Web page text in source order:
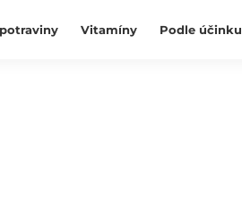
Vitamíny Podle účinku